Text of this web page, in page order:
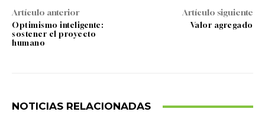
Artículo anterior
Optimismo inteligente:
sostener el proyecto
humano
Artículo siguiente
Valor agregado
NOTICIAS RELACIONADAS